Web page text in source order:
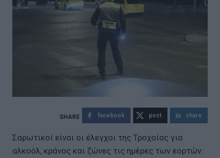
facebook post share
Σαρωτικοί είναι οι έλεγχοι της Τροχαίας για
αλκοόλ, κράνος και ζώνες τις ημέρες των εορτών.